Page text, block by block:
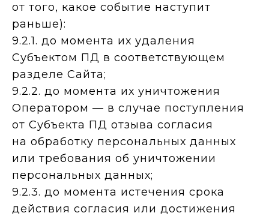
от того, какое событие наступит
раньше):
9.2.1. до момента их удаления
Субъектом ПД в соответствующем
разделе Сайта;
9.2.2. до момента их уничтожения
Оператором — в случае поступления
от Субъекта ПД отзыва согласия
на обработку персональных данных
или требования об уничтожении
персональных данных;
9.2.3. до момента истечения срока
действия согласия или достижения